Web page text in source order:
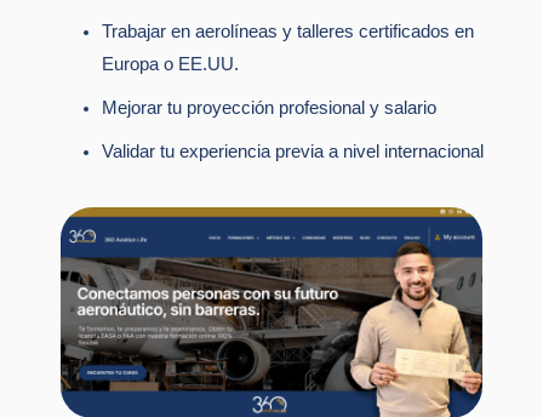
Trabajar en aerolíneas y talleres certificados en
Europa o EE.UU.
Mejorar tu proyección profesional y salario
Validar tu experiencia previa a nivel internacional